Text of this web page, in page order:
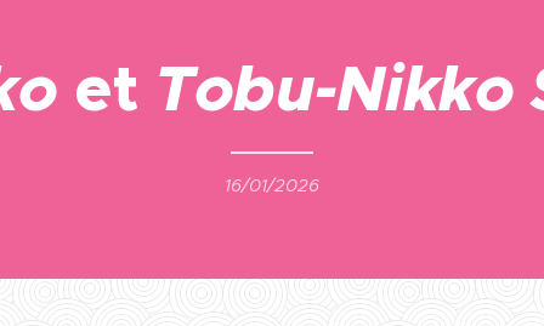
et Tobu-Nikko
16/01/2026